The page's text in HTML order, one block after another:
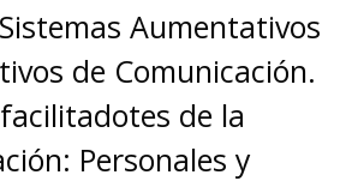
Aumentativos
de Comunicación.
de la
Personales y